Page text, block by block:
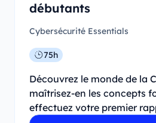
débutants
Cybersécurité Essentials
75h
Découvrez le monde de la
maîtrisez-en les concepts
effectuez votre premier